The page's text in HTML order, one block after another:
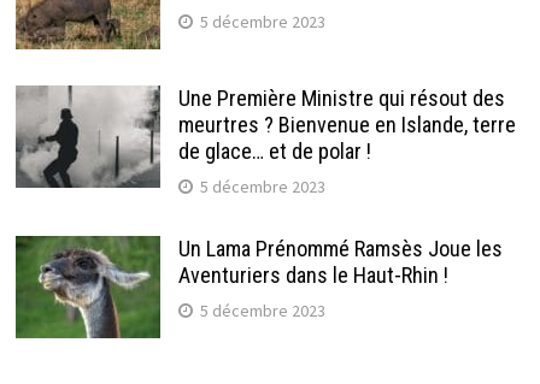
5 décembre 2023
Une Première Ministre qui résout des
meurtres ? Bienvenue en Islande, terre
de glace… et de polar !
5 décembre 2023
Un Lama Prénommé Ramsès Joue les
Aventuriers dans le Haut-Rhin !
5 décembre 2023